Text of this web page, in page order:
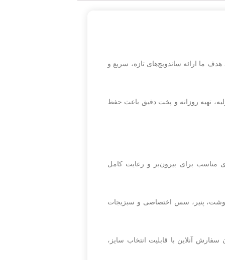
ما ارائه ساندویچ‌های تازه، سریع و
تهیه روزانه و پخت دقیق باعث حفظ
مناسب برای بیرون‌بر و رعایت کامل
گوشت، پنیر، سس اختصاصی و سبزیجات
آنلاین با قابلیت انتخاب سایز،